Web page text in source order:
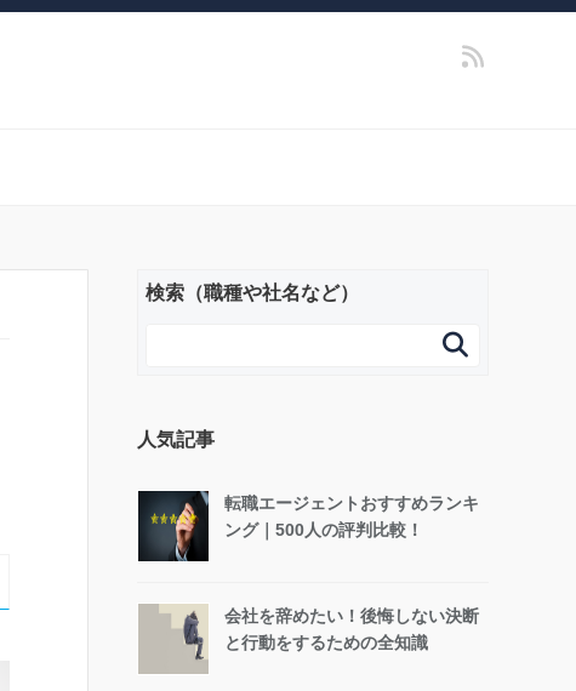
検索（職種や社名など）

人気記事
転職エージェントおすすめランキ
ング｜500人の評判比較！
会社を辞めたい！後悔しない決断
と行動をするための全知識